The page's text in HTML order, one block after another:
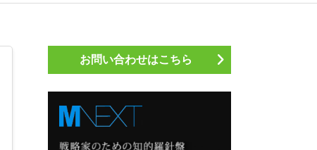
お問い合わせはこちら